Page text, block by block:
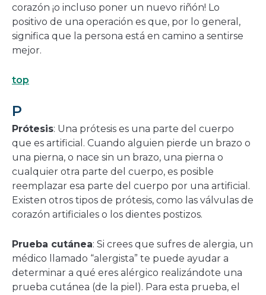
corazón ¡o incluso poner un nuevo riñón! Lo
positivo de una operación es que, por lo general,
significa que la persona está en camino a sentirse
mejor.
top
P
Prótesis: Una prótesis es una parte del cuerpo
que es artificial. Cuando alguien pierde un brazo o
una pierna, o nace sin un brazo, una pierna o
cualquier otra parte del cuerpo, es posible
reemplazar esa parte del cuerpo por una artificial.
Existen otros tipos de prótesis, como las válvulas de
corazón artificiales o los dientes postizos.
Prueba cutánea: Si crees que sufres de alergia, un
médico llamado “alergista” te puede ayudar a
determinar a qué eres alérgico realizándote una
prueba cutánea (de la piel). Para esta prueba, el